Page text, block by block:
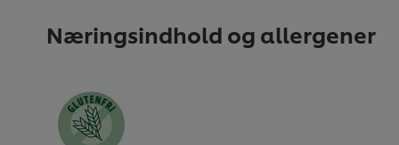
Næringsindhold og allergener